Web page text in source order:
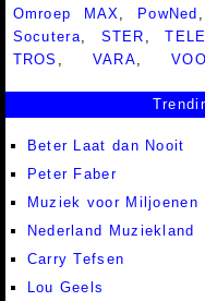
Omroep MAX
PowNed
Socutera
STER ,
TROS
VARA ,VOO
Beter Laat dan Nooit
Peter Faber
Muziek voor Miljoenen
Nederland Muziekland
Carry Tefsen
Lou Geels